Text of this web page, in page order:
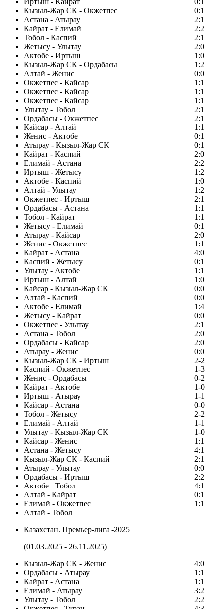
Иртыш - Кайрат
0:1
Кызыл-Жар СК - Окжетпес
0:1
Астана - Атырау
2:1
Кайрат - Елимай
2:2
Тобол - Каспий
2:1
Жетысу - Улытау
2:0
Актобе - Иртыш
1:0
Кызыл-Жар СК - Ордабасы
1:2
Алтай - Женис
0:0
Окжетпес - Кайсар
1:1
Окжетпес - Кайсар
1:1
Окжетпес - Кайсар
1:1
Улытау - Тобол
2:1
Ордабасы - Окжетпес
2:1
Кайсар - Алтай
1:1
Женис - Актобе
0:1
Атырау - Кызыл-Жар СК
0:1
Кайрат - Каспий
2:0
Елимай - Астана
2:2
Иртыш - Жетысу
1:2
Актобе - Каспий
1:0
Алтай - Улытау
1:2
Окжетпес - Иртыш
2:1
Ордабасы - Астана
1:1
Тобол - Кайрат
1:1
Жетысу - Елимай
0:1
Атырау - Кайсар
2:0
Женис - Окжетпес
1:1
Кайрат - Астана
4:0
Каспий - Жетысу
0:1
Улытау - Актобе
1:1
Иртыш - Алтай
1:0
Кайсар - Кызыл-Жар СК
0:0
Алтай - Каспий
0:0
Актобе - Елимай
1:4
Жетысу - Кайрат
0:0
Окжетпес - Улытау
2:1
Астана - Тобол
2:0
Ордабасы - Кайсар
2:0
Атырау - Женис
0:0
Кызыл-Жар СК - Иртыш
2-2
Каспий - Окжетпес
1-3
Женис - Ордабасы
0-2
Кайрат - Актобе
1-0
Иртыш - Атырау
1-1
Кайсар - Астана
0-0
Тобол - Жетысу
2-2
Елимай - Алтай
1-1
Улытау - Кызыл-Жар СК
1-0
Кайсар - Женис
1:1
Астана - Жетысу
4:1
Кызыл-Жар СК - Каспий
2:1
Атырау - Улытау
0:0
Ордабасы - Иртыш
2:2
Актобе - Тобол
4:1
Алтай - Кайрат
0:1
Елимай - Окжетпес
1:1
Алтай - Тобол
Казахстан. Премьер-лига -2025
(01.03.2025 - 26.11.2025)
Кызыл-Жар СК - Женис
4:0
Ордабасы - Атырау
1:1
Кайрат - Астана
1:1
Елимай - Атырау
3:2
Улытау - Тобол
2:2